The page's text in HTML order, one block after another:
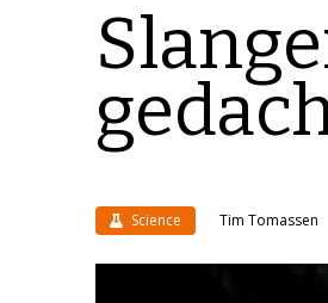
Science Tim Tomassen